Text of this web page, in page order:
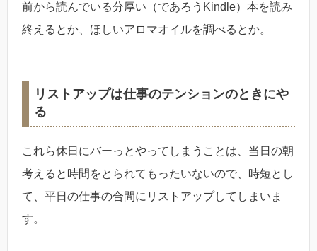
前から読んでいる分厚い（であろうKindle）本を読み
終えるとか、ほしいアロマオイルを調べるとか。
リストアップは仕事のテンションのときにや
る
これら休日にバーっとやってしまうことは、当日の朝
考えると時間をとられてもったいないので、時短とし
て、平日の仕事の合間にリストアップしてしまいま
す。